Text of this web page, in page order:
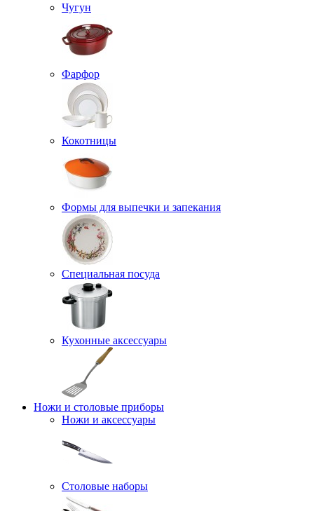
Чугун
Фарфор
Кокотницы
Формы для выпечки и запекания
Специальная посуда
Кухонные аксессуары
Ножи и столовые приборы
Ножи и аксессуары
Столовые наборы